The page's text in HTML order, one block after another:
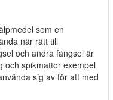
som en
när rätt till
och andra fängsel är
och spikmattor exempel
sig av för att med